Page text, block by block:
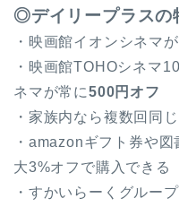
◎デイリープラスの
・映画館イオンシネマ
・映画館TOHOシネマ
ネマが常に500円オフ
・家族内なら複数回同
・amazonギフト券や
大3%オフで購入できる
・すかいらーくグルー